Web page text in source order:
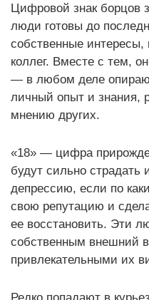
Цифровой знак борцов
люди готовы до
собственные интересы,
коллег. Вместе с тем,
— в любом деле
личный опыт и знания,
мнению других.
«18» — цифра
будут сильно страдать
депрессию, если по
свою репутацию и
ее восстановить. Эти
собственным внешний
привлекательными их
Редко попадают в